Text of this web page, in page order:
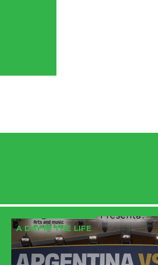
A DAY IN THE LIFE